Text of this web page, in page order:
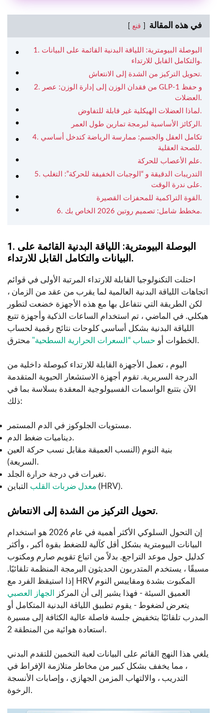
في هذه المقالة قنع
1. البوصلة البيومترية: اللياقة البدنية القائمة على البيانات
والتكامل القابل للارتداء.
تحويل التركيز من الشدة إلى الانتعاش.
2. من فقدان الوزن إلى إدارة الوزن: عصر GLP-1 و حفظ
العضلات.
لماذا العضلات الهيكلية غير قابلة للتفاوض.
الركائز الأساسية لبرمجة تمارين طول العمر.
4. تكامل العقل والجسم: ممارسة الرياضة كتدخل أساسي
للصحة العقلية.
علم الأعصاب للحركة.
5. التدريبات الدقيقة و “الوجبات الخفيفة للحركة”: التغلب
على ندرة الوقت.
القوة التراكمية للمحفزات القصيرة.
6. مخطط شامل: تصميم روتين 2026 الخاص بك.
1. البوصلة البيومترية: اللياقة البدنية القائمة على
البيانات والتكامل القابل للارتداء.
احتلت التكنولوجيا القابلة للارتداء المرتبة الأولى في قوائم
اتجاهات اللياقة البدنية العالمية لما يقرب من عقد من الزمان ،
لكن الطريقة التي نتفاعل بها مع هذه الأجهزة خضعت لتطور
هيكلي. في الماضي ، تم استخدام الساعات الذكية وأجهزة تتبع
اللياقة البدنية بشكل أساسي كلوحات نتائج رقمية لحساب
الخطوات أو حساب “السعرات الحرارية السطحية" محترق.
اليوم ، تعمل الأجهزة القابلة للارتداء كبوصلة داخلية من
الدرجة السريرية. تقوم أجهزة الاستشعار الحيوية المتقدمة
الآن بتتبع الواسمات الفسيولوجية المعقدة بسلاسة بما في
ذلك:
مستويات الجلوكوز في الدم المستمر.
ديناميات ضغط الدم.
بنية النوم (النسب العميقة مقابل نسب حركة العين
السريعة).
تغيرات في درجة حرارة الجلد.
معدل ضربات القلب التباين (HRV).
تحويل التركيز من الشدة إلى الانتعاش.
إن التحول السلوكي الأكثر أهمية في عام 2026 هو استخدام
البيانات البيومترية بشكل أقل كآلية للضغط بقوة أكبر ، وأكثر
كدليل حول موعد التراجع. بدلاً من اتباع تقويم صارم ومكتوب
مسبقًا ، يستخدم المتدربون الحديثون البرمجة المنظمة تلقائيًا.
إذا استيقظ الفرد مع HRV المكبوت بشدة ومقاييس النوم
العميق السيئة - فهذا يشير إلى أن المركز
الجهاز العصبي
يتعرض لضغوط - يقوم تطبيق اللياقة البدنية المتكامل أو
المدرب تلقائيًا بتخفيض جلسة فاصلة عالية الكثافة إلى مسيرة
استعادة هوائية من المنطقة 2.
يلغي هذا النهج القائم على البيانات لعبة التخمين للتقدم البدني
، مما يخفف بشكل كبير من مخاطر متلازمة الإفراط في
التدريب ، والالتهاب المزمن الجهازي ، وإصابات الأنسجة
الرخوة.